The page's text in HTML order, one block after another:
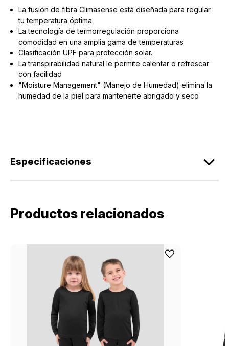
La fusión de fibra Climasense está diseñada para regular
tu temperatura óptima
La tecnología de termorregulación proporciona
comodidad en una amplia gama de temperaturas
Clasificación UPF para protección solar.
La transpirabilidad natural le permite calentar o refrescar
con facilidad
"Moisture Management" (Manejo de Humedad) elimina la
humedad de la piel para mantenerte abrigado y seco
Especificaciones
Productos relacionados